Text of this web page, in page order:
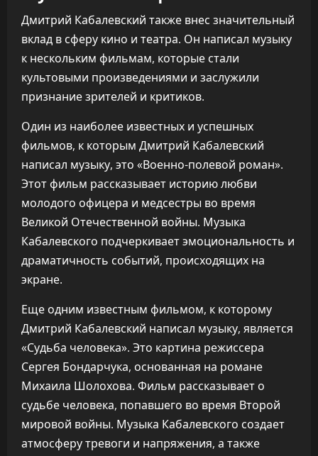
Дмитрий Кабалевский также внес значительный
вклад в сферу кино и театра. Он написал музыку
к нескольким фильмам, которые стали
культовыми произведениями и заслужили
признание зрителей и критиков.
Один из наиболее известных и успешных
фильмов, к которым Дмитрий Кабалевский
написал музыку, это «Военно-полевой роман».
Этот фильм рассказывает историю любви
молодого офицера и медсестры во время
Великой Отечественной войны. Музыка
Кабалевского подчеркивает эмоциональность и
драматичность событий, происходящих на
экране.
Еще одним известным фильмом, к которому
Дмитрий Кабалевский написал музыку, является
«Судьба человека». Это картина режиссера
Сергея Бондарчука, основанная на романе
Михаила Шолохова. Фильм рассказывает о
судьбе человека, попавшего во время Второй
мировой войны. Музыка Кабалевского создает
атмосферу тревоги и напряжения, а также